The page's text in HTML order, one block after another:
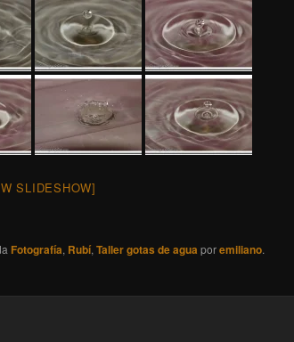
SLIDESHOW]
Fotografía, Rubí,Taller gotas de agua poremiliano.